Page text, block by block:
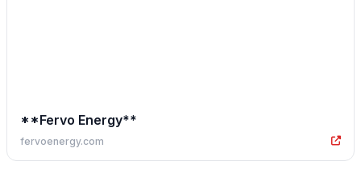
**Fervo Energy**
fervoenergy.com